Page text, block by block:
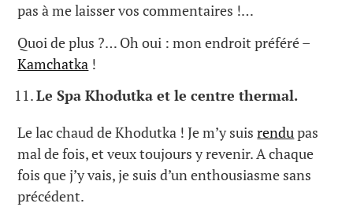
pas à me laisser vos commentaires !…
Quoi de plus ?… Oh oui : mon endroit préféré –
Kamchatka !
Le Spa Khodutka et le centre thermal.
Le lac chaud de Khodutka ! Je m’y suisrendupas
mal de fois, et veux toujours y revenir. A chaque
fois que j’y vais, je suis d’un enthousiasme sans
précédent.